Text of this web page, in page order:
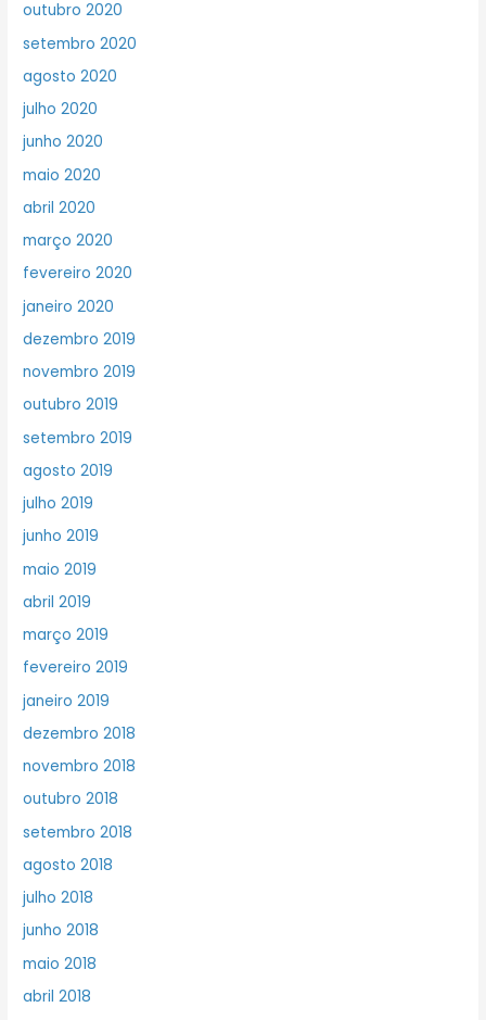
outubro 2020
setembro 2020
agosto 2020
julho 2020
junho 2020
maio 2020
abril 2020
março 2020
fevereiro 2020
janeiro 2020
dezembro 2019
novembro 2019
outubro 2019
setembro 2019
agosto 2019
julho 2019
junho 2019
maio 2019
abril 2019
março 2019
fevereiro 2019
janeiro 2019
dezembro 2018
novembro 2018
outubro 2018
setembro 2018
agosto 2018
julho 2018
junho 2018
maio 2018
abril 2018